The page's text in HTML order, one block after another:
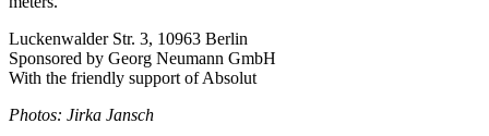
Luckenwalder Str. 3, 10963 Berlin
Sponsored by Georg Neumann GmbH
With the friendly support of Absolut
Photos: Jirka Jansch